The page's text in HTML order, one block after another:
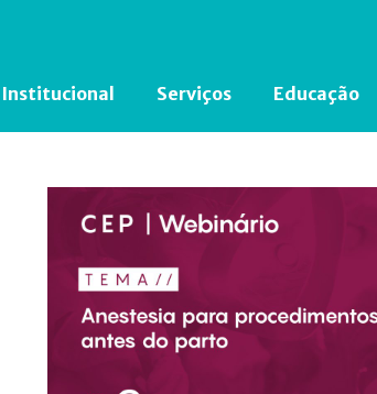
Institucional Serviços Educação